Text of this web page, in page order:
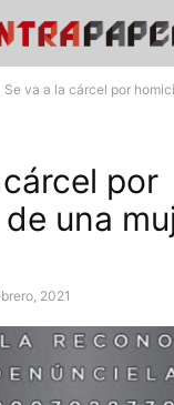
Se va a la cárcel por
por
una
2021